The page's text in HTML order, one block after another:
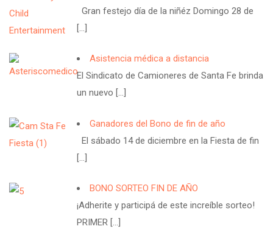
Gran festejo día de la niñéz Domingo 28 de
[…]
Asistencia médica a distancia
El Sindicato de Camioneres de Santa Fe brinda
un nuevo […]
Ganadores del Bono de fin de año
El sábado 14 de diciembre en la Fiesta de fin
[…]
BONO SORTEO FIN DE AÑO
¡Adherite y participá de este increíble sorteo!
PRIMER […]